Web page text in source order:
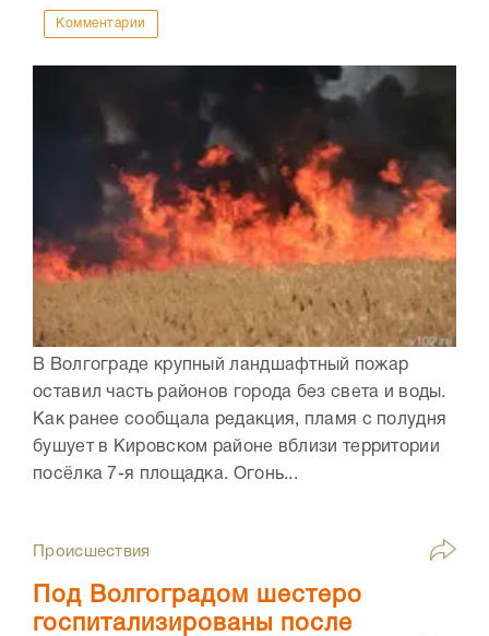
Комментарии
В Волгограде крупный ландшафтный пожар
оставил часть районов города без света и воды.
Как ранее сообщала редакция, пламя с полудня
бушует в Кировском районе вблизи территории
посёлка 7-я площадка. Огонь...
Происшествия
Под Волгоградом шестеро
госпитализированы после